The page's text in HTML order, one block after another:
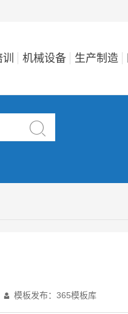
机械设备 生产制造

 模板发布：365模板库